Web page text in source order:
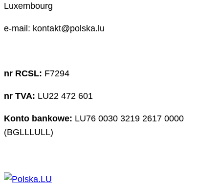
Luxembourg
e-mail: kontakt@polska.lu
nr RCSL: F7294
nr TVA: LU22 472 601
Konto bankowe: LU76 0030 3219 2617 0000
(BGLLLULL)